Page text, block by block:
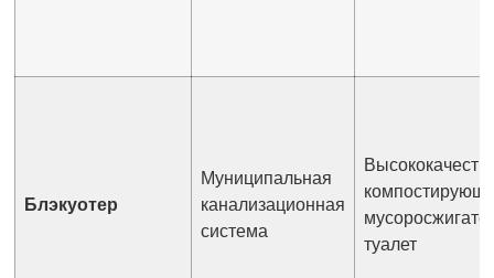
Блэкуотер
Муниципальная
канализационная
система
туалет